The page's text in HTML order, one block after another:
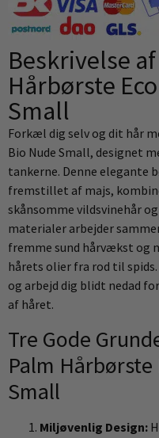
Beskrivelse
Hårbørste
Small
Forkæl dig selv og dit hår
Bio Nude Small, designet
tankerne. Denne elegante
fremstillet af majs,
skånsomme vildsvinehår
materialer arbejder
fremme sund hårvækst og
hårets olier fra rod til
og arbejd dig blidt nedad
af håret.
Tre Gode
Palm Hårbørste
Small
Miljøvenlig Design: